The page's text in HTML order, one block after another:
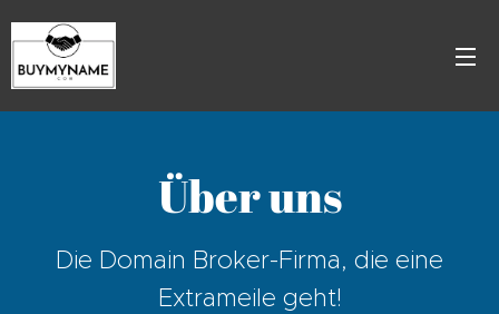
Über uns
Die Domain Broker-Firma, die eine
Extrameile geht!